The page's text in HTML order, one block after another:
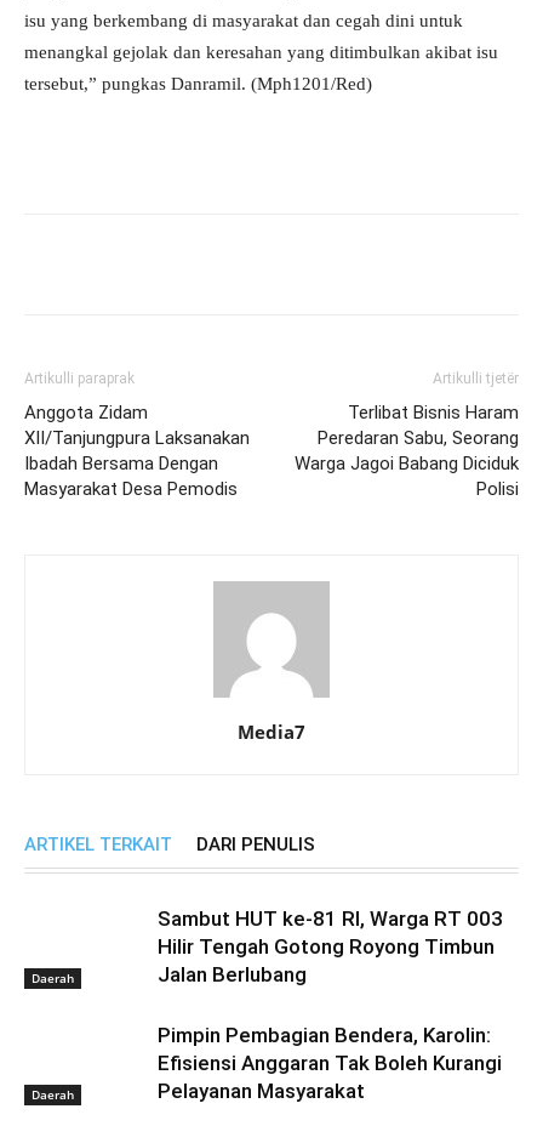
isu yang berkembang di masyarakat dan cegah dini untuk
menangkal gejolak dan keresahan yang ditimbulkan akibat isu
tersebut,” pungkas Danramil. (Mph1201/Red)
Artikulli paraprak
Anggota Zidam
XII/Tanjungpura Laksanakan
Ibadah Bersama Dengan
Masyarakat Desa Pemodis
Artikulli tjetër
Terlibat Bisnis Haram
Peredaran Sabu, Seorang
Warga Jagoi Babang Diciduk
Polisi
Media7
ARTIKEL TERKAIT DARI PENULIS
Daerah
Sambut HUT ke-81 RI, Warga RT 003
Hilir Tengah Gotong Royong Timbun
Jalan Berlubang
Daerah
Pimpin Pembagian Bendera, Karolin:
Efisiensi Anggaran Tak Boleh Kurangi
Pelayanan Masyarakat